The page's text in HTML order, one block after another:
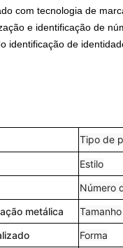
com tecnologia de
e identificação de
identificação de
Tipo de
Estilo
Número
metálica Tamanho
Forma